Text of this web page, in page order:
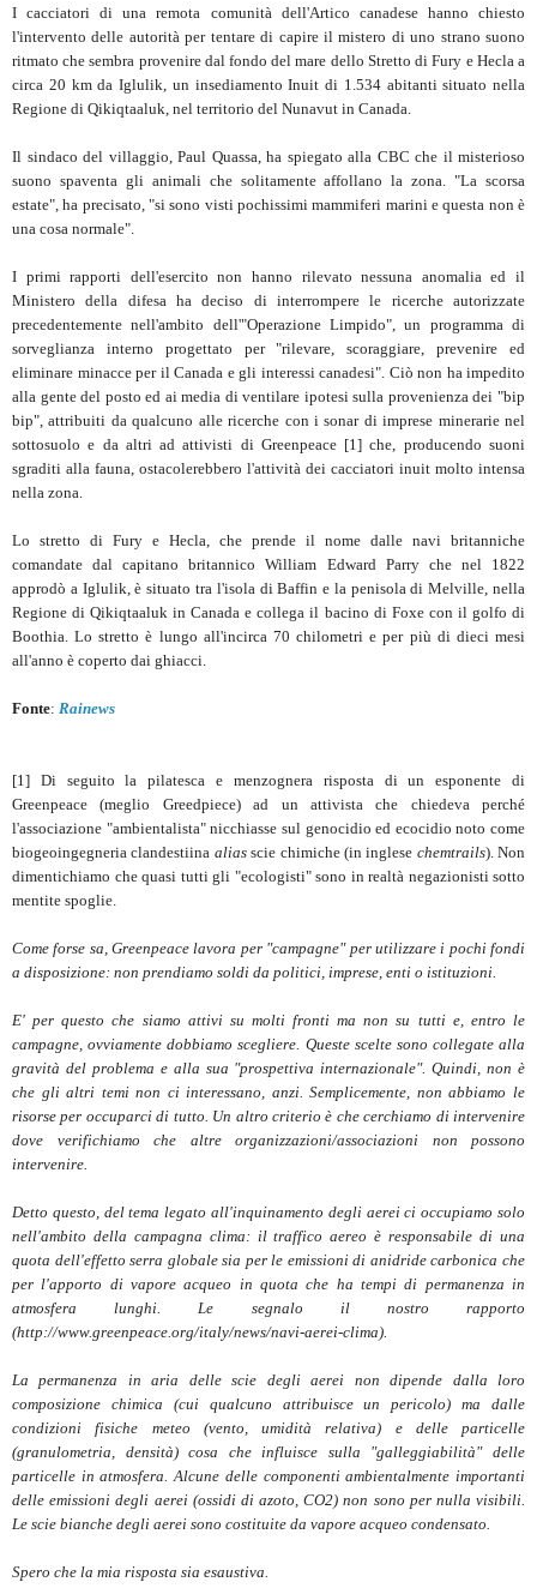
I cacciatori di una remota comunità dell'Artico canadese hanno chiesto
l'intervento delle autorità per tentare di capire il mistero di uno strano suono
ritmato che sembra provenire dal fondo del mare dello Stretto di Fury e Hecla a
circa 20 km da Iglulik, un insediamento Inuit di 1.534 abitanti situato nella
Regione di Qikiqtaaluk, nel territorio del Nunavut in Canada.
Il sindaco del villaggio, Paul Quassa, ha spiegato alla CBC che il misterioso
suono spaventa gli animali che solitamente affollano la zona. "La scorsa
estate", ha precisato, "si sono visti pochissimi mammiferi marini e questa non è
una cosa normale".
I primi rapporti dell'esercito non hanno rilevato nessuna anomalia ed il
Ministero della difesa ha deciso di interrompere le ricerche autorizzate
precedentemente nell'ambito dell'"Operazione Limpido", un programma di
sorveglianza interno progettato per "rilevare, scoraggiare, prevenire ed
eliminare minacce per il Canada e gli interessi canadesi". Ciò non ha impedito
alla gente del posto ed ai media di ventilare ipotesi sulla provenienza dei "bip
bip", attribuiti da qualcuno alle ricerche con i sonar di imprese minerarie nel
sottosuolo e da altri ad attivisti di Greenpeace [1] che, producendo suoni
sgraditi alla fauna, ostacolerebbero l'attività dei cacciatori inuit molto intensa
nella zona.
Lo stretto di Fury e Hecla, che prende il nome dalle navi britanniche
comandate dal capitano britannico William Edward Parry che nel 1822
approdò a Iglulik, è situato tra l'isola di Baffin e la penisola di Melville, nella
Regione di Qikiqtaaluk in Canada e collega il bacino di Foxe con il golfo di
Boothia. Lo stretto è lungo all'incirca 70 chilometri e per più di dieci mesi
all'anno è coperto dai ghiacci.
Fonte: Rainews
[1] Di seguito la pilatesca e menzognera risposta di un esponente di
Greenpeace (meglio Greedpiece) ad un attivista che chiedeva perché
l'associazione "ambientalista" nicchiasse sul genocidio ed ecocidio noto come
biogeoingegneria clandestiina aliasscie chimiche (in inglese chemtrails). Non
dimentichiamo che quasi tutti gli "ecologisti" sono in realtà negazionisti sotto
mentite spoglie.
Come forse sa, Greenpeace lavora per "campagne" per utilizzare i pochi fondi
a disposizione: non prendiamo soldi da politici, imprese, enti o istituzioni.
E' per questo che siamo attivi su molti fronti ma non su tutti e, entro le
campagne, ovviamente dobbiamo scegliere. Queste scelte sono collegate alla
gravità del problema e alla sua "prospettiva internazionale". Quindi, non è
che gli altri temi non ci interessano, anzi. Semplicemente, non abbiamo le
risorse per occuparci di tutto. Un altro criterio è che cerchiamo di intervenire
dove verifichiamo che altre organizzazioni/associazioni non possono
intervenire.
Detto questo, del tema legato all'inquinamento degli aerei ci occupiamo solo
nell'ambito della campagna clima: il traffico aereo è responsabile di una
quota dell'effetto serra globale sia per le emissioni di anidride carbonica che
per l'apporto di vapore acqueo in quota che ha tempi di permanenza in
atmosfera lunghi. Le segnalo il nostro rapporto
(http://www.greenpeace.org/italy/news/navi-aerei-clima).
La permanenza in aria delle scie degli aerei non dipende dalla loro
composizione chimica (cui qualcuno attribuisce un pericolo) ma dalle
condizioni fisiche meteo (vento, umidità relativa) e delle particelle
(granulometria, densità) cosa che influisce sulla "galleggiabilità" delle
particelle in atmosfera. Alcune delle componenti ambientalmente importanti
delle emissioni degli aerei (ossidi di azoto, CO2) non sono per nulla visibili.
Le scie bianche degli aerei sono costituite da vapore acqueo condensato.
Spero che la mia risposta sia esaustiva.